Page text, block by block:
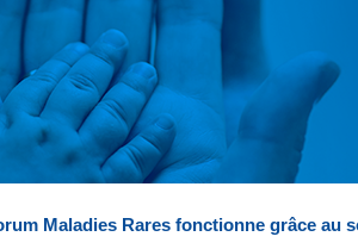
Maladies Rares fonctionne grâce au